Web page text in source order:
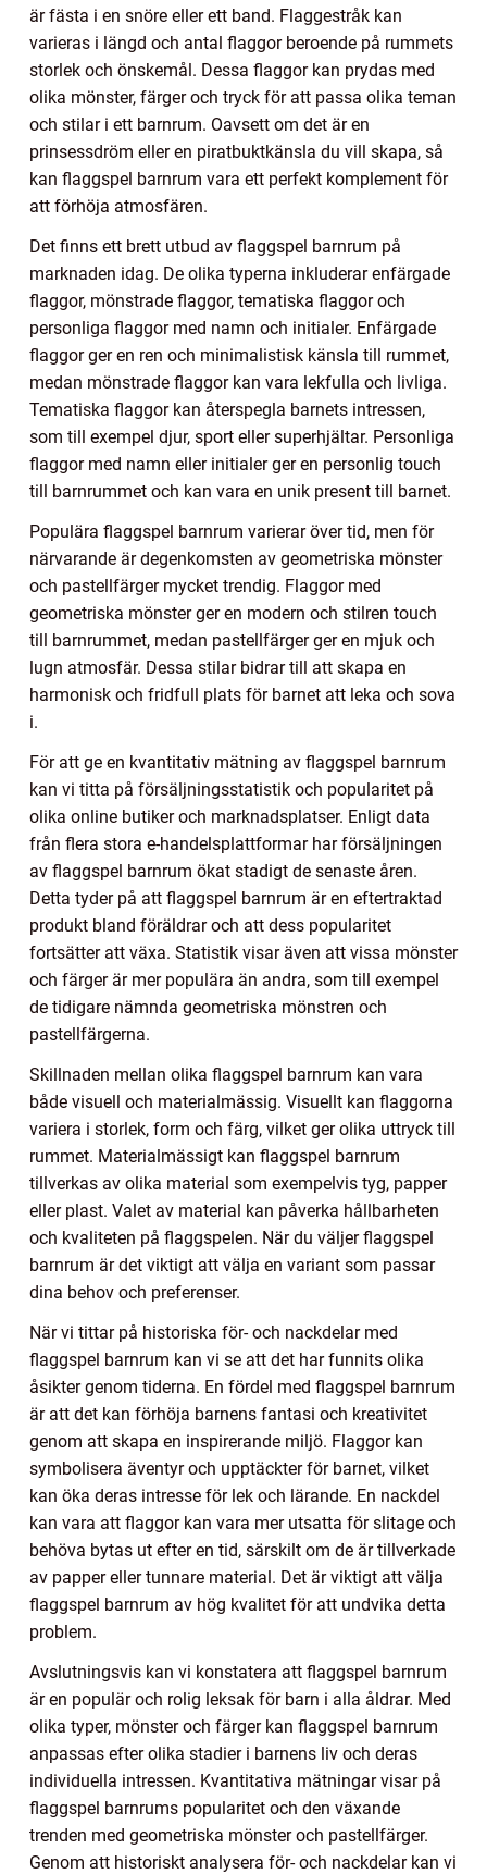
är fästa i en snöre eller ett band. Flaggestråk kan
varieras i längd och antal flaggor beroende på rummets
storlek och önskemål. Dessa flaggor kan prydas med
olika mönster, färger och tryck för att passa olika teman
och stilar i ett barnrum. Oavsett om det är en
prinsessdröm eller en piratbuktkänsla du vill skapa, så
kan flaggspel barnrum vara ett perfekt komplement för
att förhöja atmosfären.
Det finns ett brett utbud av flaggspel barnrum på
marknaden idag. De olika typerna inkluderar enfärgade
flaggor, mönstrade flaggor, tematiska flaggor och
personliga flaggor med namn och initialer. Enfärgade
flaggor ger en ren och minimalistisk känsla till rummet,
medan mönstrade flaggor kan vara lekfulla och livliga.
Tematiska flaggor kan återspegla barnets intressen,
som till exempel djur, sport eller superhjältar. Personliga
flaggor med namn eller initialer ger en personlig touch
till barnrummet och kan vara en unik present till barnet.
Populära flaggspel barnrum varierar över tid, men för
närvarande är degenkomsten av geometriska mönster
och pastellfärger mycket trendig. Flaggor med
geometriska mönster ger en modern och stilren touch
till barnrummet, medan pastellfärger ger en mjuk och
lugn atmosfär. Dessa stilar bidrar till att skapa en
harmonisk och fridfull plats för barnet att leka och sova
i.
För att ge en kvantitativ mätning av flaggspel barnrum
kan vi titta på försäljningsstatistik och popularitet på
olika online butiker och marknadsplatser. Enligt data
från flera stora e-handelsplattformar har försäljningen
av flaggspel barnrum ökat stadigt de senaste åren.
Detta tyder på att flaggspel barnrum är en eftertraktad
produkt bland föräldrar och att dess popularitet
fortsätter att växa. Statistik visar även att vissa mönster
och färger är mer populära än andra, som till exempel
de tidigare nämnda geometriska mönstren och
pastellfärgerna.
Skillnaden mellan olika flaggspel barnrum kan vara
både visuell och materialmässig. Visuellt kan flaggorna
variera i storlek, form och färg, vilket ger olika uttryck till
rummet. Materialmässigt kan flaggspel barnrum
tillverkas av olika material som exempelvis tyg, papper
eller plast. Valet av material kan påverka hållbarheten
och kvaliteten på flaggspelen. När du väljer flaggspel
barnrum är det viktigt att välja en variant som passar
dina behov och preferenser.
När vi tittar på historiska för- och nackdelar med
flaggspel barnrum kan vi se att det har funnits olika
åsikter genom tiderna. En fördel med flaggspel barnrum
är att det kan förhöja barnens fantasi och kreativitet
genom att skapa en inspirerande miljö. Flaggor kan
symbolisera äventyr och upptäckter för barnet, vilket
kan öka deras intresse för lek och lärande. En nackdel
kan vara att flaggor kan vara mer utsatta för slitage och
behöva bytas ut efter en tid, särskilt om de är tillverkade
av papper eller tunnare material. Det är viktigt att välja
flaggspel barnrum av hög kvalitet för att undvika detta
problem.
Avslutningsvis kan vi konstatera att flaggspel barnrum
är en populär och rolig leksak för barn i alla åldrar. Med
olika typer, mönster och färger kan flaggspel barnrum
anpassas efter olika stadier i barnens liv och deras
individuella intressen. Kvantitativa mätningar visar på
flaggspel barnrums popularitet och den växande
trenden med geometriska mönster och pastellfärger.
Genom att historiskt analysera för- och nackdelar kan vi